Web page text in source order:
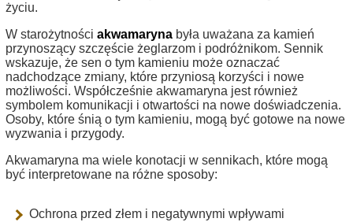
życiu.
W starożytności akwamaryna była uważana za kamień
przynoszący szczęście żeglarzom i podróżnikom. Sennik
wskazuje, że sen o tym kamieniu może oznaczać
nadchodzące zmiany, które przyniosą korzyści i nowe
możliwości. Współcześnie akwamaryna jest również
symbolem komunikacji i otwartości na nowe doświadczenia.
Osoby, które śnią o tym kamieniu, mogą być gotowe na nowe
wyzwania i przygody.
Akwamaryna ma wiele konotacji w sennikach, które mogą
być interpretowane na różne sposoby:
Ochrona przed złem i negatywnymi wpływami